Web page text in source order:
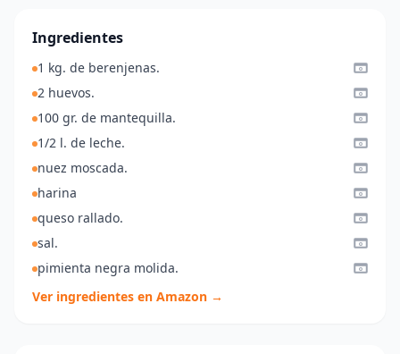
Ingredientes
1 kg. de berenjenas.
2 huevos.
100 gr. de mantequilla.
1/2 l. de leche.
nuez moscada.
harina
queso rallado.
sal.
pimienta negra molida.
Ver ingredientes en Amazon →